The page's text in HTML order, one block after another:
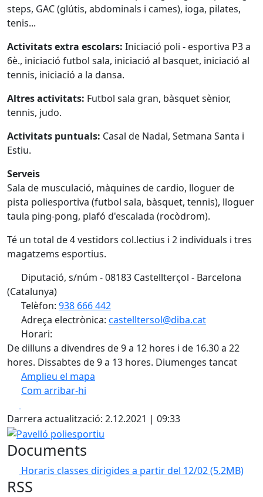
steps, GAC (glútis, abdominals i cames), ioga, pilates,
tenis...
Activitats extra escolars: Iniciació poli - esportiva P3 a
6è., iniciació futbol sala, iniciació al basquet, iniciació al
tennis, iniciació a la dansa.
Altres activitats: Futbol sala gran, bàsquet sènior,
tennis, judo.
Activitats puntuals: Casal de Nadal, Setmana Santa i
Estiu.
Serveis
Sala de musculació, màquines de cardio, lloguer de
pista poliesportiva (futbol sala, bàsquet, tennis), lloguer
taula ping-pong, plafó d'escalada (rocòdrom).
Té un total de 4 vestidors col.lectius i 2 individuals i tres
magatzems esportius.
Diputació, s/núm - 08183 Castellterçol - Barcelona
(Catalunya)
Telèfon: 938 666 442
Adreça electrònica: castelltersol@diba.cat
Horari:
De dilluns a divendres de 9 a 12 hores i de 16.30 a 22
hores. Dissabtes de 9 a 13 hores. Diumenges tancat
Amplieu el mapa
Com arribar-hi
+
−
Darrera actualització: 2.12.2021 | 09:33
Pavelló poliesportiu
Documents
Horaris classes dirigides a partir del 12/02(5.2MB)
RSS